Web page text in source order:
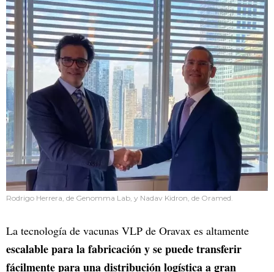
Rodrigo Herrera, de Genomma Lab, y Nadav Kidron, de Oramed.
La tecnología de vacunas VLP de Oravax es altamente
escalable para la fabricación y se puede transferir
fácilmente para una distribución logística a gran